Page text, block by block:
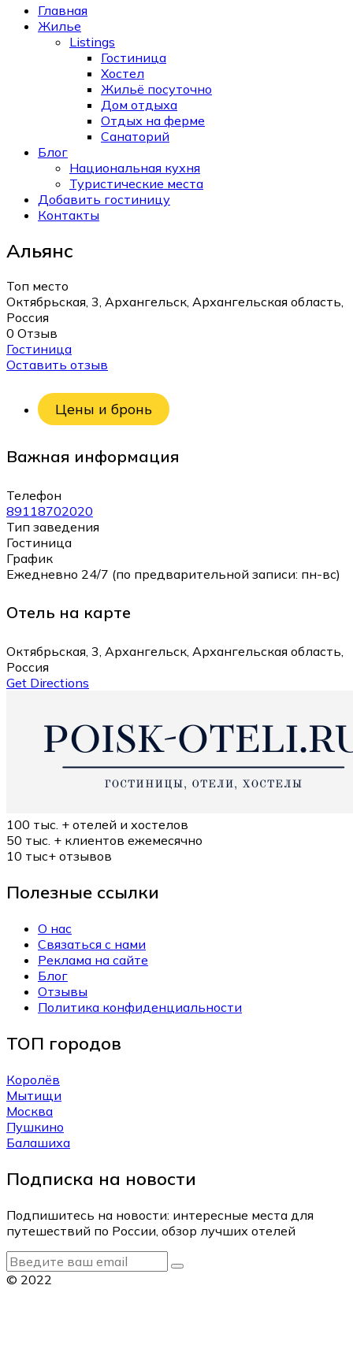
Главная
Жилье
Listings
Гостиница
Хостел
Жильё посуточно
Дом отдыха
Отдых на ферме
Санаторий
Блог
Национальная кухня
Туристические места
Добавить гостиницу
Контакты
Альянс
Топ место
Октябрьская, 3, Архангельск, Архангельская область,
Россия
0 Отзыв
Гостиница
Оставить отзыв
Цены и бронь
Важная информация
Телефон
89118702020
Тип заведения
Гостиница
График
Ежедневно 24/7 (по предварительной записи: пн-вс)
Отель на карте
Октябрьская, 3, Архангельск, Архангельская область,
Россия
Get Directions
100 тыс. + отелей и хостелов
50 тыс. + клиентов ежемесячно
10 тыс+ отзывов
Полезные ссылки
О нас
Связаться с нами
Реклама на сайте
Блог
Отзывы
Политика конфиденциальности
ТОП городов
Королёв
Мытищи
Москва
Пушкино
Балашиха
Подписка на новости
Подпишитесь на новости: интересные места для
путешествий по России, обзор лучших отелей
© 2022